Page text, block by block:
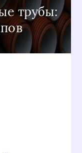
трубы: